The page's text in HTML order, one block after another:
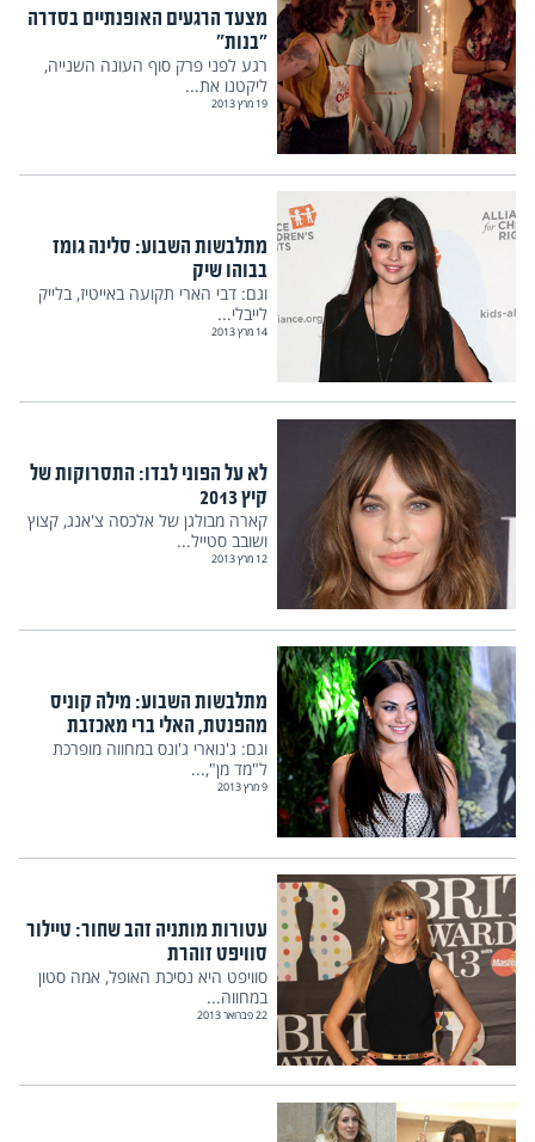
מצעד הרגעים האופנתיים בסדרה
"בנות"
רגע לפני פרק סוף העונה השנייה,
ליקטנו את...
19 מרץ 2013
מתלבשות השבוע: סלינה גומז
בבוהו שיק
וגם: דבי הארי תקועה באייטיז, בלייק
לייבלי...
14 מרץ 2013
לא על הפוני לבדו: התסרוקות של
קיץ 2013
קארה מבולגן של אלכסה צ'אנג, קצוץ
ושובב סטייל...
12 מרץ 2013
מתלבשות השבוע: מילה קוניס
מהפנטת, האלי ברי מאכזבת
וגם: ג'נוארי ג'ונס במחווה מופרכת
ל"מד מן",...
9 מרץ 2013
עטורות מותניה זהב שחור: טיילור
סוויפט זוהרת
סוויפט היא נסיכת האופל, אמה סטון
במחווה...
22 פברואר 2013